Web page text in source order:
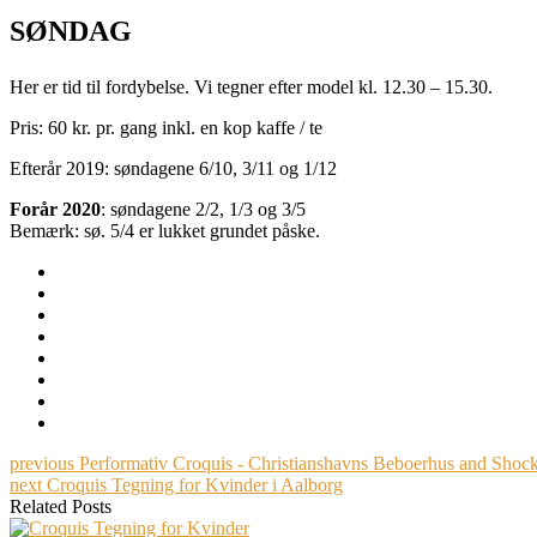
SØNDAG
Her er tid til fordybelse. Vi tegner efter model kl. 12.30 – 15.30.
Pris: 60 kr. pr. gang inkl. en kop kaffe / te
Efterår 2019: søndagene 6/10, 3/11 og 1/12
Forår 2020: søndagene 2/2, 1/3 og 3/5
Bemærk: sø. 5/4 er lukket grundet påske.
previous Performativ Croquis - Christianshavns Beboerhus and
next Croquis Tegning for Kvinder i Aalborg
Related Posts